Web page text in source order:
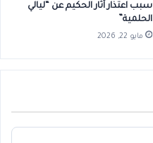
سبب اعتذار آثار الحكيم عن “ليالي
الحلمية”
مايو 22, 2026